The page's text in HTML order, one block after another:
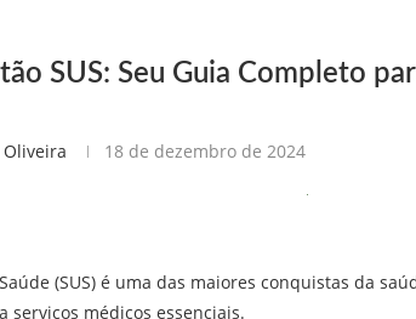
SUS: Seu Guia Completo
18 de dezembro de 2024
(SUS) é uma das maiores conquistas da
serviços médicos essenciais.